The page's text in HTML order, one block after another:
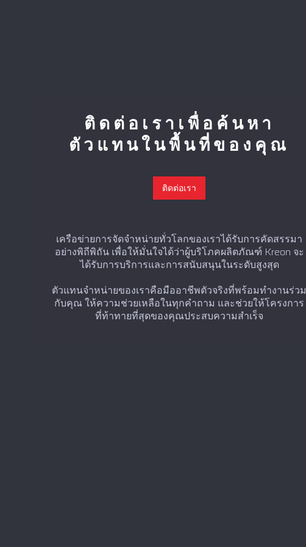
ติดต่อเราเพื่อค้นหา
ตัวแทนในพื้นที่ของคุณ
ติดต่อเรา
เครือข่ายการจัดจำหน่ายทั่วโลกของเราได้รับการคัดสรรมา
อย่างพิถีพิถัน เพื่อให้มั่นใจได้ว่าผู้บริโภคผลิตภัณฑ์ Kreon จะ
ได้รับการบริการและการสนับสนุนในระดับสูงสุด
ตัวแทนจำหน่ายของเราคือมืออาชีพตัวจริงที่พร้อมทำงานร่วม
กับคุณ ให้ความช่วยเหลือในทุกคำถาม และช่วยให้โครงการ
ที่ท้าทายที่สุดของคุณประสบความสำเร็จ